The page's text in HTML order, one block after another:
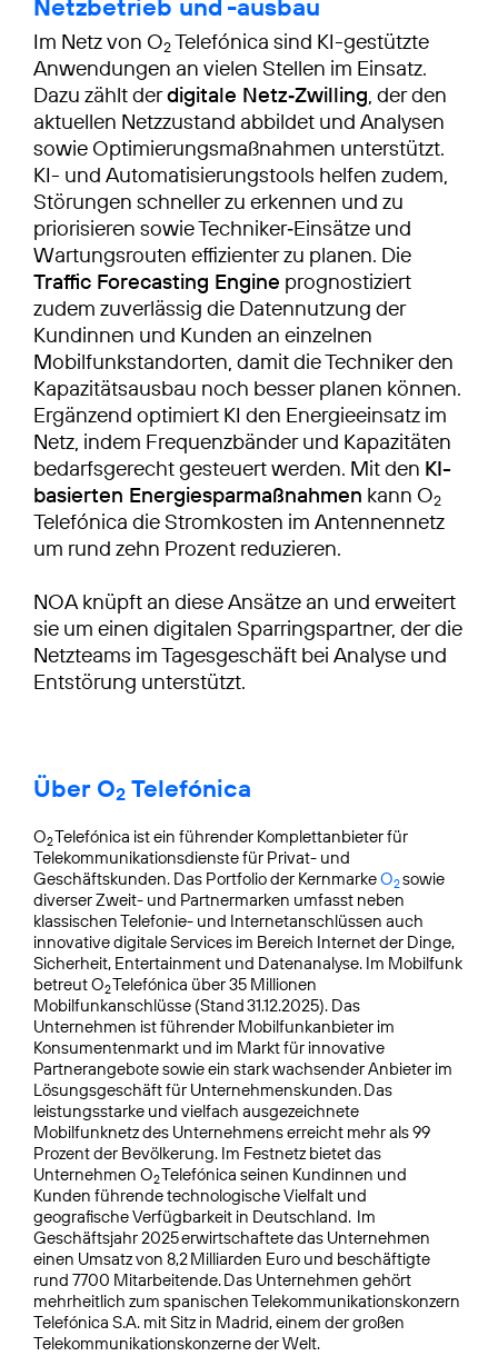
Netzbetrieb und -ausbau
Im Netz von O2Telefónica sind KI-gestützte
Anwendungen an vielen Stellen im Einsatz.
Dazu zählt derdigitale Netz‑Zwilling, der den
aktuellen Netzzustand abbildet und Analysen
sowie Optimierungsmaßnahmen unterstützt.
KI- und Automatisierungstools helfen zudem,
Störungen schneller zu erkennen und zu
priorisieren sowie Techniker‑Einsätze und
Wartungsrouten effizienter zu planen. Die
Traffic Forecasting Engine prognostiziert
zudem zuverlässig die Datennutzung der
Kundinnen und Kunden an einzelnen
Mobilfunkstandorten, damit die Techniker den
Kapazitätsausbau noch besser planen können.
Ergänzend optimiert KI den Energieeinsatz im
Netz, indem Frequenzbänder und Kapazitäten
bedarfsgerecht gesteuert werden. Mit den KI-
basierten Energie­sparmaßnahmen kann O2
Telefónica die Stromkosten im Antennennetz
um rund zehn Prozent reduzieren.
NOA knüpft an diese Ansätze an und erweitert
sie um einen digitalen Sparringspartner, der die
Netzteams im Tagesgeschäft bei Analyse und
Entstörung unterstützt.
Über O2 Telefónica
O2Telefónica ist ein führender Komplettanbieter für
Telekommunikationsdienste für Privat- und
Geschäftskunden. Das Portfolio der KernmarkeO2sowie
diverser Zweit- und Partnermarken umfasst neben
klassischen Telefonie- und Internetanschlüssen auch
innovative digitale Services im Bereich Internet der Dinge,
Sicherheit, Entertainment und Datenanalyse. Im Mobilfunk
betreut O2Telefónica über 35 Millionen
Mobilfunkanschlüsse (Stand 31.12.2025). Das
Unternehmen ist führender Mobilfunkanbieter im
Konsumentenmarkt und im Markt für innovative
Partnerangebote sowie ein stark wachsender Anbieter im
Lösungsgeschäft für Unternehmenskunden. Das
leistungsstarke und vielfach ausgezeichnete
Mobilfunknetz des Unternehmens erreicht mehr als 99
Prozent der Bevölkerung. Im Festnetz bietet das
Unternehmen O2Telefónica seinen Kundinnen und
Kunden führende technologische Vielfalt und
geografische Verfügbarkeit in Deutschland. Im
Geschäftsjahr 2025 erwirtschaftete das Unternehmen
einen Umsatz von 8,2 Milliarden Euro und beschäftigte
rund 7700 Mitarbeitende. Das Unternehmen gehört
mehrheitlich zum spanischen Telekommunikations­konzern
Telefónica S.A. mit Sitz in Madrid, einem der großen
Telekommunikationskonzerne der Welt.